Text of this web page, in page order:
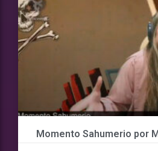
Momento Sahumerio por